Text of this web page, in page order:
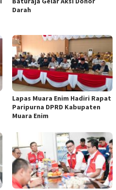
Darah
Lapas Muara Enim Hadiri Rapat
Paripurna DPRD Kabupaten
Muara Enim